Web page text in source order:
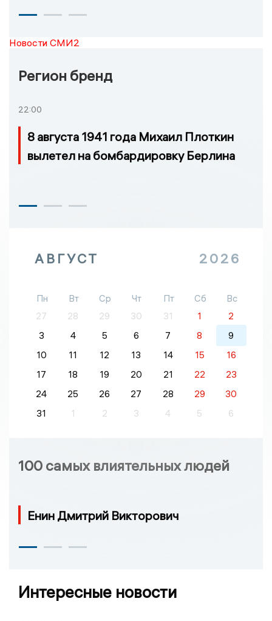
Новости СМИ2
Регион бренд
22:00
8 августа 1941 года Михаил Плоткин
вылетел на бомбардировку Берлина
АВГУСТ 2026
Пн Вт Ср Чт Пт Сб
Вс
27
28 29 30 31 1
2
3
4 5 6 7 8
9
10
11 12 13 14 15
16
17
18 19 20 21 22
23
24
25 26 27 28 29
30
31
1 2 3 4 5 6
100 самых влиятельных людей
Енин Дмитрий Викторович
Интересные новости